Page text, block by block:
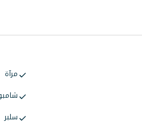
مرآة
سلبر